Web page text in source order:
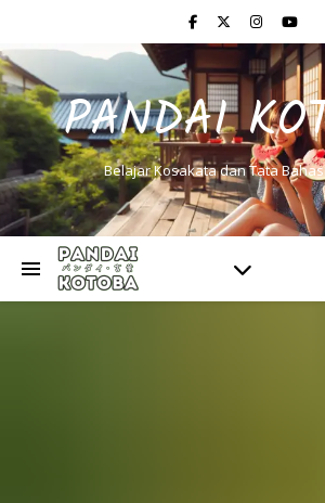
PANDAI
Belajar Kosakata dan Tata